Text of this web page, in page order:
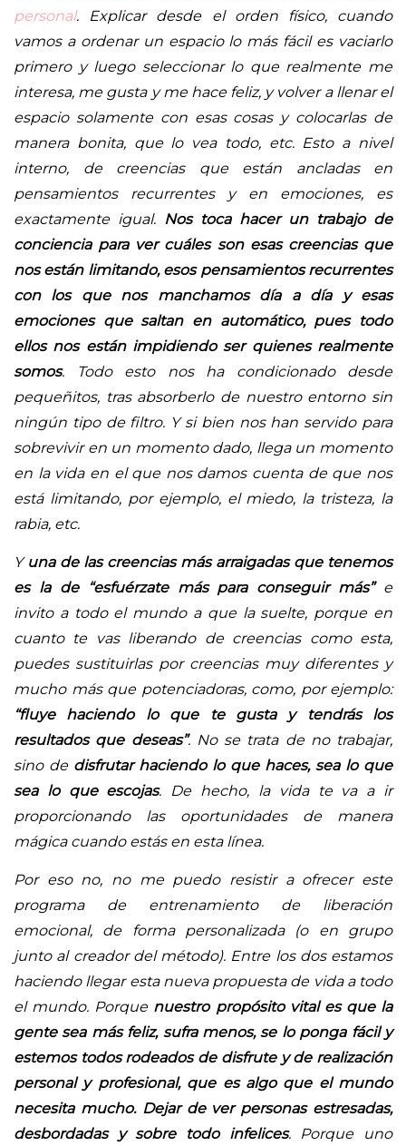
personal. Explicar desde el orden físico, cuando
vamos a ordenar un espacio lo más fácil es vaciarlo
primero y luego seleccionar lo que realmente me
interesa, me gusta y me hace feliz, y volver a llenar el
espacio solamente con esas cosas y colocarlas de
manera bonita, que lo vea todo, etc. Esto a nivel
interno, de creencias que están ancladas en
pensamientos recurrentes y en emociones, es
exactamente igual. Nos toca hacer un trabajo de
conciencia para ver cuáles son esas creencias que
nos están limitando, esos pensamientos recurrentes
con los que nos manchamos día a día y esas
emociones que saltan en automático, pues todo
ellos nos están impidiendo ser quienes realmente
somos. Todo esto nos ha condicionado desde
pequeñitos, tras absorberlo de nuestro entorno sin
ningún tipo de filtro. Y si bien nos han servido para
sobrevivir en un momento dado, llega un momento
en la vida en el que nos damos cuenta de que nos
está limitando, por ejemplo, el miedo, la tristeza, la
rabia, etc.
Y una de las creencias más arraigadas que tenemos
es la de “esfuérzate más para conseguir más”e
invito a todo el mundo a que la suelte, porque en
cuanto te vas liberando de creencias como esta,
puedes sustituirlas por creencias muy diferentes y
mucho más que potenciadoras, como, por ejemplo:
“fluye haciendo lo que te gusta y tendrás los
resultados que deseas”. No se trata de no trabajar,
sino de disfrutar haciendo lo que haces, sea lo que
sea lo que escojas. De hecho, la vida te va a ir
proporcionando las oportunidades de manera
mágica cuando estás en esta línea.
Por eso no, no me puedo resistir a ofrecer este
programa de entrenamiento de liberación
emocional, de forma personalizada (o en grupo
junto al creador del método). Entre los dos estamos
haciendo llegar esta nueva propuesta de vida a todo
el mundo. Porque nuestro propósito vital es que la
gente sea más feliz, sufra menos, se lo ponga fácil y
estemos todos rodeados de disfrute y de realización
personal y profesional, que es algo que el mundo
necesita mucho. Dejar de ver personas estresadas,
desbordadas y sobre todo infelices. Porque uno